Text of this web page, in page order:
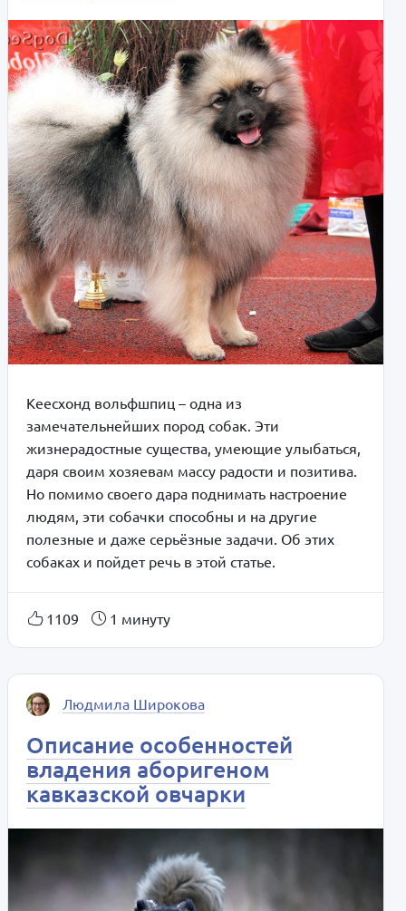
Кеесхонд вольфшпиц – одна из
замечательнейших пород собак. Эти
жизнерадостные существа, умеющие улыбаться,
даря своим хозяевам массу радости и позитива.
Но помимо своего дара поднимать настроение
людям, эти собачки способны и на другие
полезные и даже серьёзные задачи. Об этих
собаках и пойдет речь в этой статье.
1109 1 минуту
Людмила Широкова
Описание особенностей
владения аборигеном
кавказской овчарки